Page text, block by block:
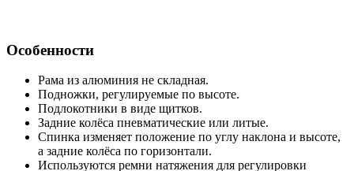
Особенности
Рама из алюминия не складная.
Подножки, регулируемые по высоте.
Подлокотники в виде щитков.
Задние колёса пневматические или литые.
Спинка изменяет положение по углу наклона и высоте,
а задние колёса по горизонтали.
Используются ремни натяжения для регулировки